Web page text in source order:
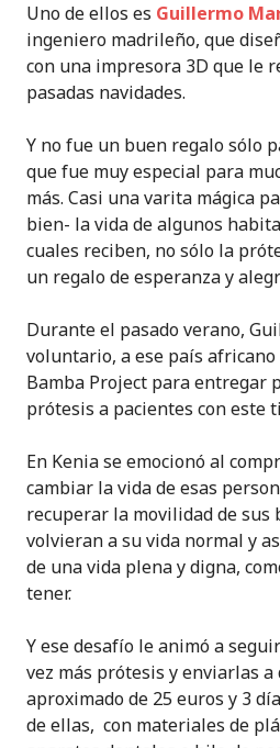
Uno de ellos es Guillermo
ingeniero madrileño, que
con una impresora 3D que le
pasadas navidades.
Y no fue un buen regalo sólo
que fue muy especial para
más. Casi una varita mágica
bien- la vida de algunos
cuales reciben, no sólo la
un regalo de esperanza y
Durante el pasado verano,
voluntario, a ese país africano
Bamba Project para entregar
prótesis a pacientes con este
En Kenia se emocionó al
cambiar la vida de esas
recuperar la movilidad de sus
volvieran a su vida normal y
de una vida plena y digna,
tener.
Y ese desafío le animó a
vez más prótesis y enviarlas
aproximado de 25 euros y 3
de ellas, con materiales de